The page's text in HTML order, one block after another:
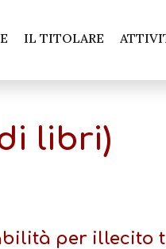
IL TITOLARE
libri)
per illecito